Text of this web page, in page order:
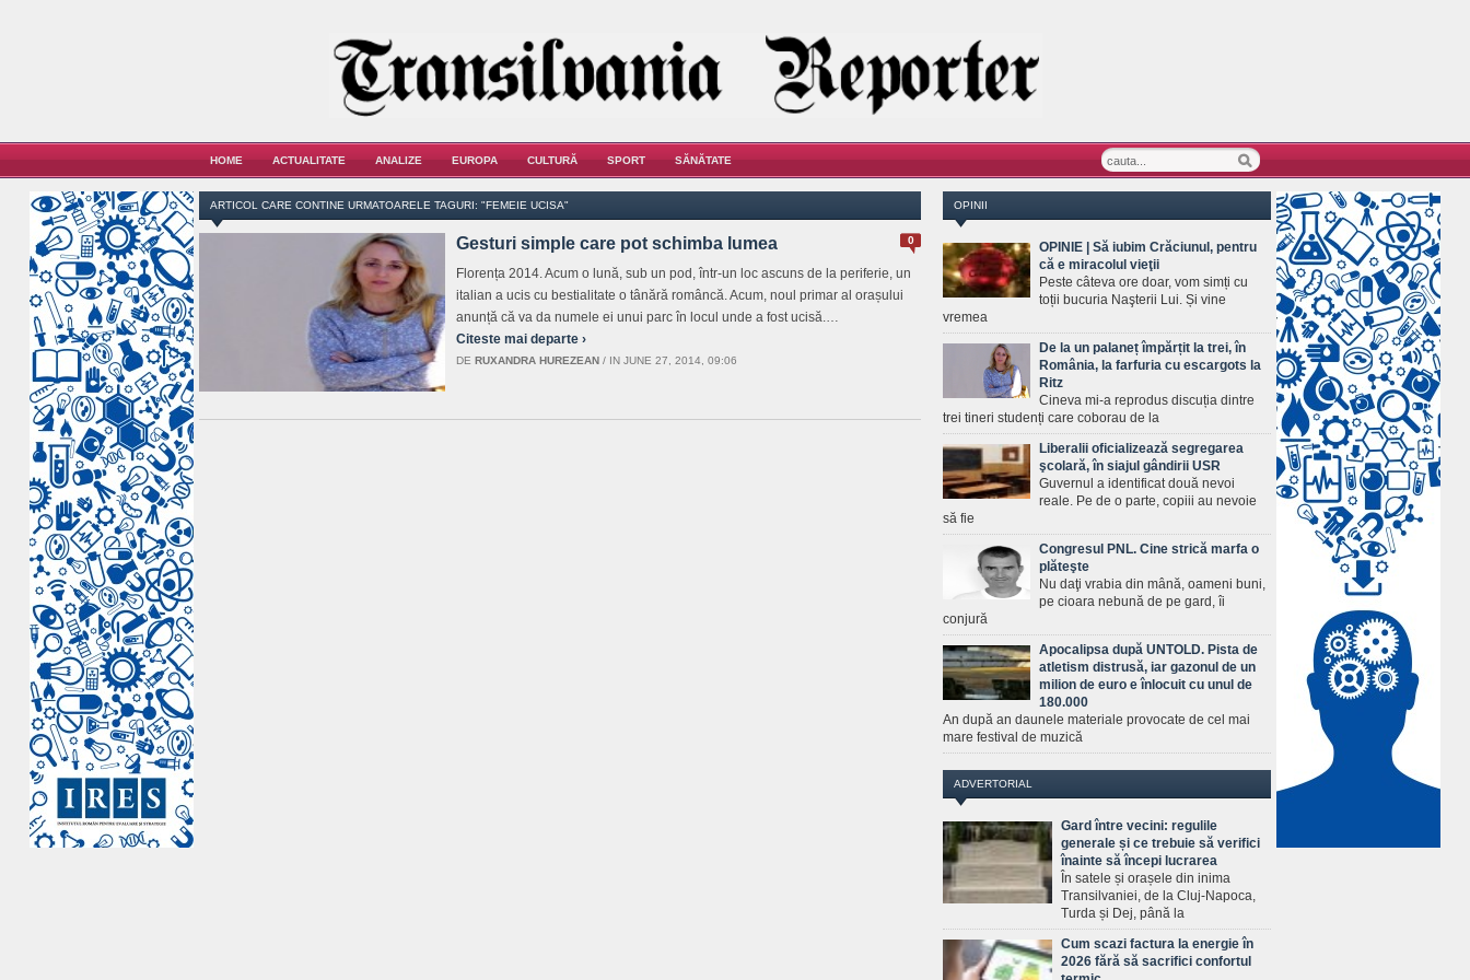
HOME ACTUALITATE ANALIZE EUROPA CULTURĂ SPORT SĂNĂTATE
ARTICOL CARE CONTINE URMATOARELE TAGURI: "FEMEIE UCISA"
0
Gesturi simple care pot schimba lumea
Florența 2014. Acum o lună, sub un pod, într-un loc ascuns de la periferie, un
italian a ucis cu bestialitate o tânără româncă. Acum, noul primar al orașului
anunță că va da numele ei unui parc în locul unde a fost ucisă.…
Citeste mai departe ›
DE RUXANDRA HUREZEAN / IN JUNE 27, 2014, 09:06
OPINII
OPINIE | Să iubim Crăciunul, pentru
că e miracolul vieţii
Peste câteva ore doar, vom simți cu
toții bucuria Naşterii Lui. Și vine
vremea
De la un palaneț împărțit la trei, în
România, la farfuria cu escargots la
Ritz
Cineva mi-a reprodus discuția dintre
trei tineri studenți care coborau de la
Liberalii oficializează segregarea
şcolară, în siajul gândirii USR
Guvernul a identificat două nevoi
reale. Pe de o parte, copiii au nevoie
să fie
Congresul PNL. Cine strică marfa o
plăteşte
Nu daţi vrabia din mână, oameni buni,
pe cioara nebună de pe gard, îi
conjură
Apocalipsa după UNTOLD. Pista de
atletism distrusă, iar gazonul de un
milion de euro e înlocuit cu unul de
180.000
An după an daunele materiale provocate de cel mai
mare festival de muzică
ADVERTORIAL
Gard între vecini: regulile
generale și ce trebuie să verifici
înainte să începi lucrarea
În satele și orașele din inima
Transilvaniei, de la Cluj-Napoca,
Turda și Dej, până la
Cum scazi factura la energie în
2026 fără să sacrifici confortul